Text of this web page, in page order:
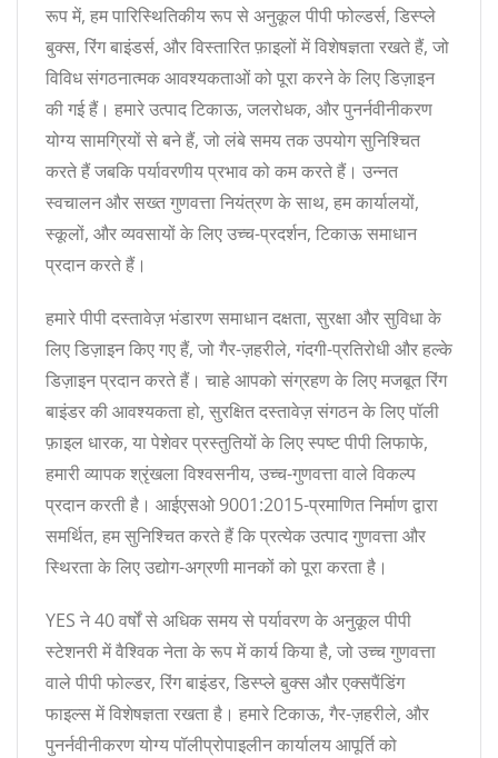
रूप में, हम पारिस्थितिकीय रूप से अनुकूल पीपी फोल्डर्स, डिस्प्ले
बुक्स, रिंग बाइंडर्स, और विस्तारित फ़ाइलों में विशेषज्ञता रखते हैं, जो
विविध संगठनात्मक आवश्यकताओं को पूरा करने के लिए डिज़ाइन
की गई हैं। हमारे उत्पाद टिकाऊ, जलरोधक, और पुनर्नवीनीकरण
योग्य सामग्रियों से बने हैं, जो लंबे समय तक उपयोग सुनिश्चित
करते हैं जबकि पर्यावरणीय प्रभाव को कम करते हैं। उन्नत
स्वचालन और सख्त गुणवत्ता नियंत्रण के साथ, हम कार्यालयों,
स्कूलों, और व्यवसायों के लिए उच्च-प्रदर्शन, टिकाऊ समाधान
प्रदान करते हैं।
हमारे पीपी दस्तावेज़ भंडारण समाधान दक्षता, सुरक्षा और सुविधा के
लिए डिज़ाइन किए गए हैं, जो गैर-ज़हरीले, गंदगी-प्रतिरोधी और हल्के
डिज़ाइन प्रदान करते हैं। चाहे आपको संग्रहण के लिए मजबूत रिंग
बाइंडर की आवश्यकता हो, सुरक्षित दस्तावेज़ संगठन के लिए पॉली
फ़ाइल धारक, या पेशेवर प्रस्तुतियों के लिए स्पष्ट पीपी लिफाफे,
हमारी व्यापक श्रृंखला विश्वसनीय, उच्च-गुणवत्ता वाले विकल्प
प्रदान करती है। आईएसओ 9001:2015-प्रमाणित निर्माण द्वारा
समर्थित, हम सुनिश्चित करते हैं कि प्रत्येक उत्पाद गुणवत्ता और
स्थिरता के लिए उद्योग-अग्रणी मानकों को पूरा करता है।
YES ने 40 वर्षों से अधिक समय से पर्यावरण के अनुकूल पीपी
स्टेशनरी में वैश्विक नेता के रूप में कार्य किया है, जो उच्च गुणवत्ता
वाले पीपी फोल्डर, रिंग बाइंडर, डिस्प्ले बुक्स और एक्सपैंडिंग
फाइल्स में विशेषज्ञता रखता है। हमारे टिकाऊ, गैर-ज़हरीले, और
पुनर्नवीनीकरण योग्य पॉलीप्रोपाइलीन कार्यालय आपूर्ति को